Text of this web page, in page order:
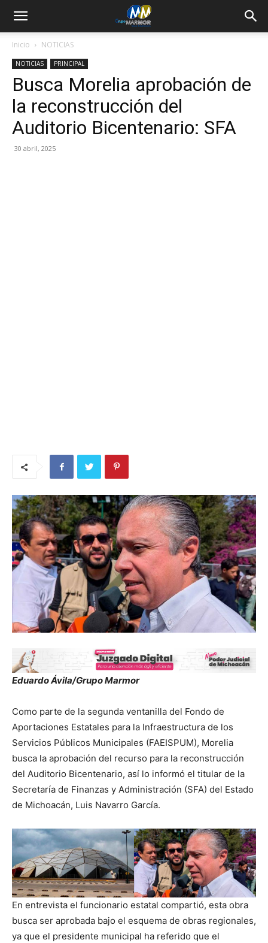
Inicio NOTICIAS
NOTICIAS PRINCIPAL
Busca Morelia aprobación de
la reconstrucción del
Auditorio Bicentenario: SFA
30 abril, 2025
Eduardo Ávila/Grupo Marmor
Como parte de la segunda ventanilla del Fondo de
Aportaciones Estatales para la Infraestructura de los
Servicios Públicos Municipales (FAEISPUM), Morelia
busca la aprobación del recurso para la reconstrucción
del Auditorio Bicentenario, así lo informó el titular de la
Secretaría de Finanzas y Administración (SFA) del Estado
de Michoacán, Luis Navarro García.
En entrevista el funcionario estatal compartió, esta obra
busca ser aprobada bajo el esquema de obras regionales,
ya que el presidente municipal ha referido que el